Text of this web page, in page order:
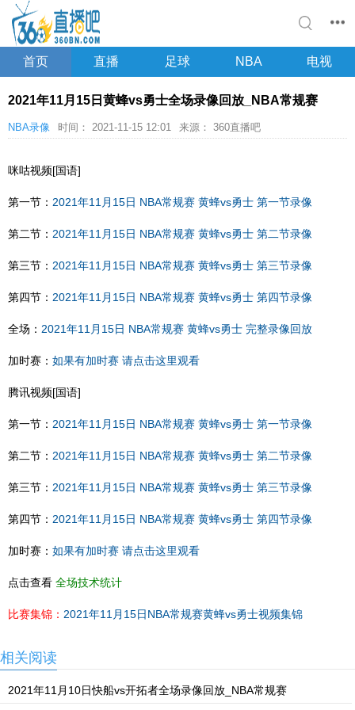
首页 直播 足球 NBA 电视
2021年11月15日黄蜂vs勇士全场录像回放_NBA常规赛
NBA录像 时间： 2021-11-15 12:01 来源： 360直播吧
咪咕视频[国语]
第一节： 2021年11月15日 NBA常规赛 黄蜂vs勇士 第一节录像
第二节： 2021年11月15日 NBA常规赛 黄蜂vs勇士 第二节录像
第三节： 2021年11月15日 NBA常规赛 黄蜂vs勇士 第三节录像
第四节： 2021年11月15日 NBA常规赛 黄蜂vs勇士 第四节录像
全场： 2021年11月15日 NBA常规赛 黄蜂vs勇士 完整录像回放
加时赛： 如果有加时赛 请点击这里观看
腾讯视频[国语]
第一节： 2021年11月15日 NBA常规赛 黄蜂vs勇士 第一节录像
第二节： 2021年11月15日 NBA常规赛 黄蜂vs勇士 第二节录像
第三节： 2021年11月15日 NBA常规赛 黄蜂vs勇士 第三节录像
第四节： 2021年11月15日 NBA常规赛 黄蜂vs勇士 第四节录像
加时赛： 如果有加时赛 请点击这里观看
点击查看 全场技术统计
比赛集锦： 2021年11月15日NBA常规赛黄蜂vs勇士视频集锦
相关阅读
2021年11月10日快船vs开拓者全场录像回放_NBA常规赛